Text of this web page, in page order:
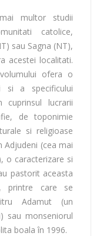
multor studii
catolice,
sau Sagna (NT),
acestei localitati.
ofera o
si a specificului
cuprinsul lucrarii
de toponimie
si religioase
Adjudeni (cea mai
o caracterizare si
pastorit aceasta
printre care se
Adamut (un
sau monseniorul
boala în 1996.